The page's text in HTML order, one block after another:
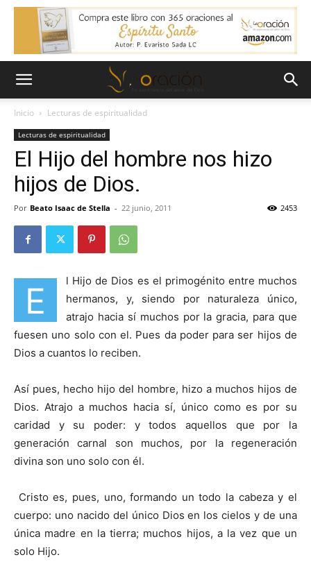
Inicio Lecturas de espiritualidad
Lecturas de espiritualidad
El Hijo del hombre nos hizo
hijos de Dios.
Por Beato Isaac de Stella - 22 junio, 2011 2453
E
l Hijo de Dios es el primogénito entre muchos
hermanos, y, siendo por naturaleza único,
atrajo hacia sí muchos por la gracia, para que
fuesen uno solo con el. Pues da poder para ser hijos de
Dios a cuantos lo reciben.
Así pues, hecho hijo del hombre, hizo a muchos hijos de
Dios. Atrajo a muchos hacia sí, único como es por su
caridad y su poder: y todos aquellos que por la
generación carnal son muchos, por la regeneración
divina son uno solo con él.
Cristo es, pues, uno, formando un todo la cabeza y el
cuerpo: uno nacido del único Dios en los cielos y de una
única madre en la tierra; muchos hijos, a la vez que un
solo Hijo.